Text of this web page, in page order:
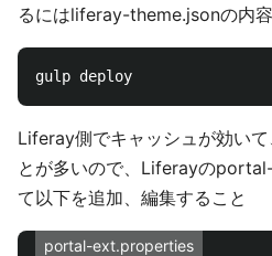
るにはliferay-theme.jsonの内容
Liferay側でキャッシュが効い
とが多いので、Liferayの
て以下を追加、編集すること
portal-ext.properties